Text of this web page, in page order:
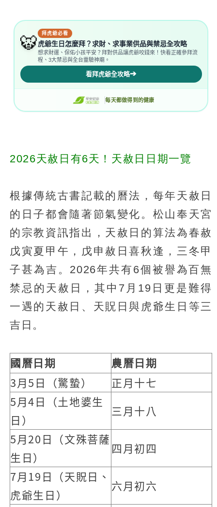
2026天赦日有6天！天赦日日期一覽
根據傳統古書記載的曆法，每年天赦日
的日子都會隨著節氣變化。松山奉天宮
的宗教資訊指出，天赦日的算法為春赦
戊寅夏甲午，戊申赦日喜秋逢，三冬甲
子甚為吉。2026年共有6個被譽為百無
禁忌的天赦日，其中7月19日更是難得
一遇的天赦日、天貺日與虎爺生日等三
吉日。
國曆日期 農曆日期
3月5日（驚蟄）
正月十七
5月4日（土地婆生
日）
三月十八
5月20日（文殊菩薩
生日）
四月初四
7月19日（天貺日、
虎爺生日）
六月初六